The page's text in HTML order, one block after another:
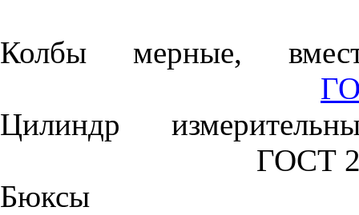
Колбы мерные,
Цилиндр
ГОСТ
Бюксы